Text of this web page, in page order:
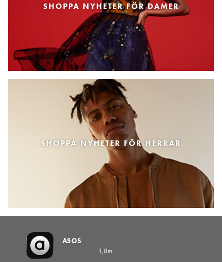
SHOPPA NYHETER FÖR DAMER
SHOPPA NYHETER FÖR HERRAR
ASOS
1,8m